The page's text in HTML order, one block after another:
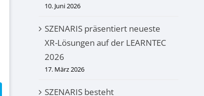
10. Juni 2026
SZENARIS präsentiert neueste
XR-Lösungen auf der LEARNTEC
2026
17. März 2026
SZENARIS besteht